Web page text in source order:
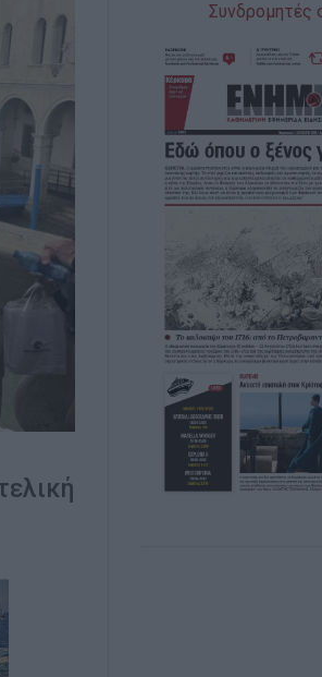
Συνδρομητές